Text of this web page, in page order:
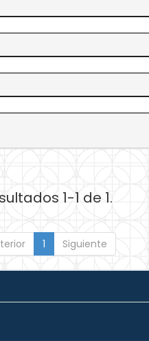
1-1 de 1.
1 Siguiente